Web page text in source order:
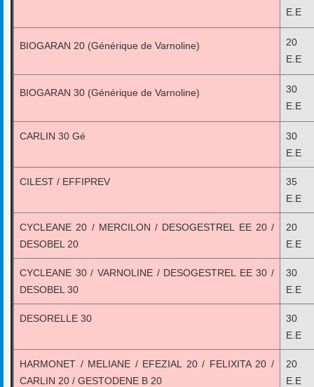
E.E
BIOGARAN 20 (Générique de Varnoline)
20
E.E
BIOGARAN 30 (Générique de Varnoline)
30
E.E
CARLIN 30 Gé
30
E.E
CILEST / EFFIPREV
35
E.E
CYCLEANE 20 / MERCILON / DESOGESTREL EE 20 /
DESOBEL 20
20
E.E
CYCLEANE 30 / VARNOLINE / DESOGESTREL EE 30 /
DESOBEL 30
30
E.E
DESORELLE 30
30
E.E
HARMONET / MELIANE / EFEZIAL 20 / FELIXITA 20 /
CARLIN 20 / GESTODENE B 20
20
E.E